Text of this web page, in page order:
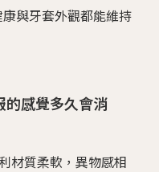
與牙套外觀都能維持
的感覺多久會消
質柔軟，異物感相